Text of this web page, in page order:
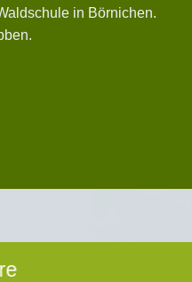
in Börnichen.